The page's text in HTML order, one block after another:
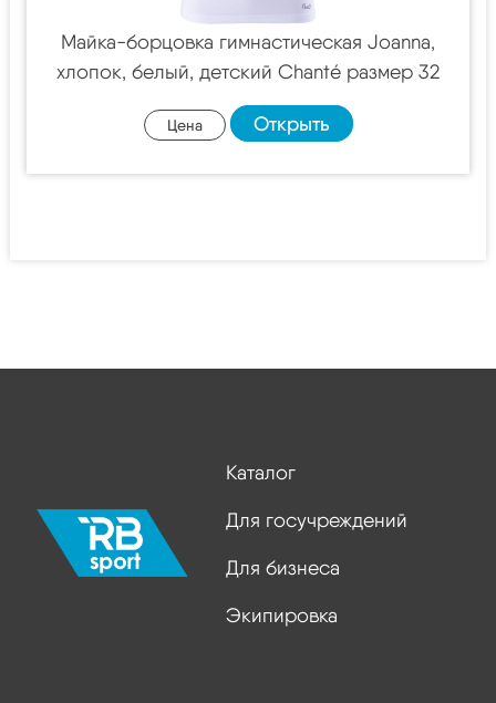
Майка-борцовка гимнастическая Joanna,
хлопок, белый, детский Chanté размер 32
Цена Открыть
Каталог
Для госучреждений
Для бизнеса
Экипировка